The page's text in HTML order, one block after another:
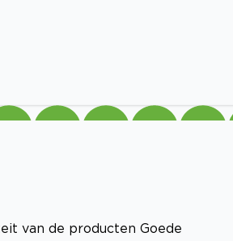
van de producten Goede